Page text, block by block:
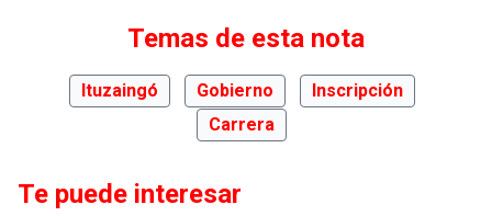
Temas de esta nota
Ituzaingó Gobierno
Inscripción
Carrera
Te puede interesar